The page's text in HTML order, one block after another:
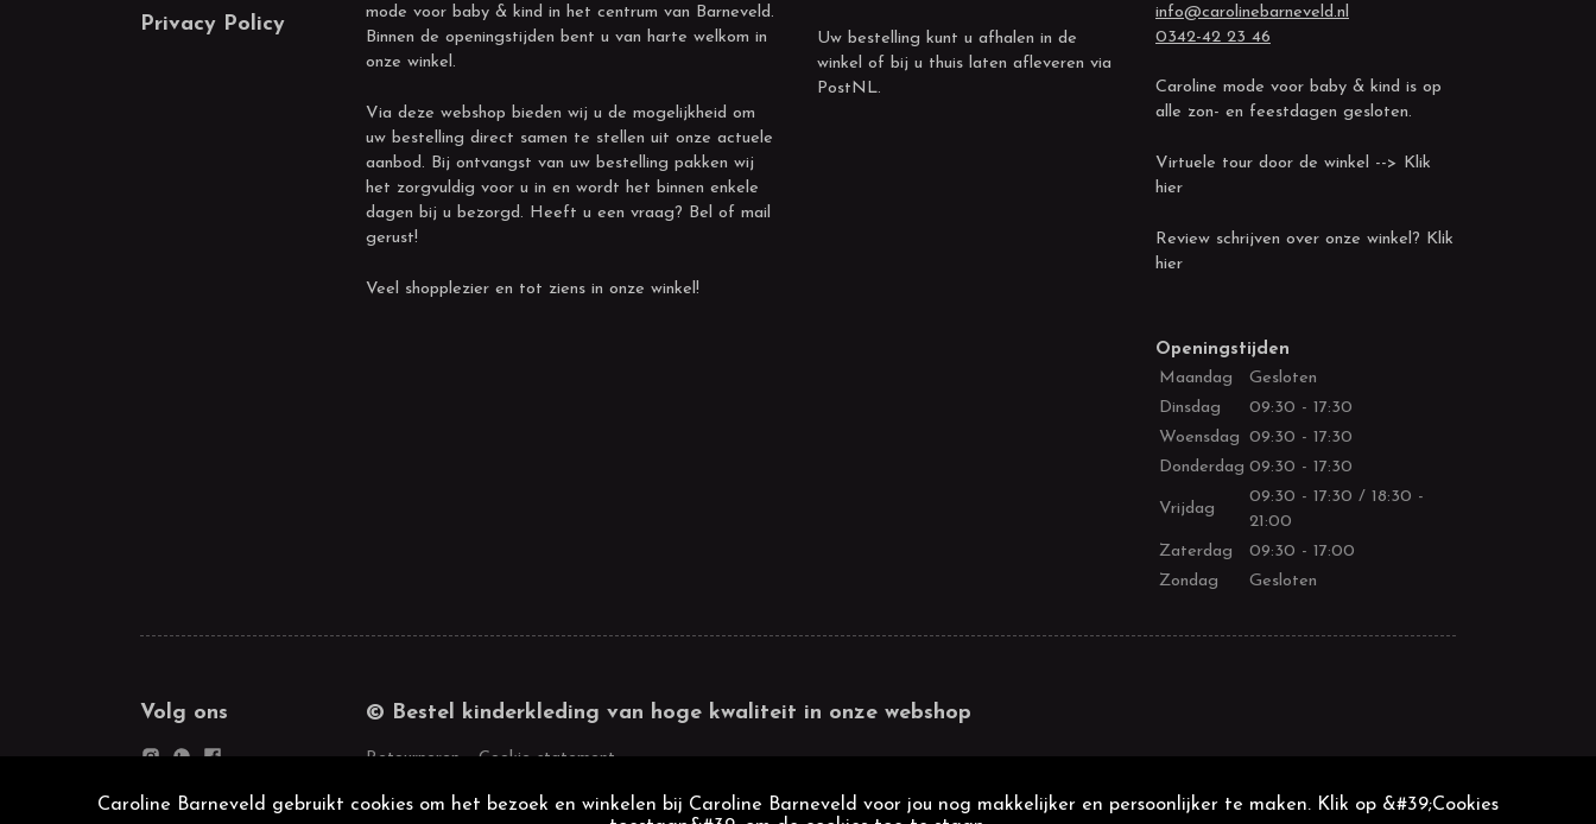
Privacy Policy
mode voor baby & kind in het centrum van Barneveld.
Binnen de openingstijden bent u van harte welkom in
onze winkel.
Via deze webshop bieden wij u de mogelijkheid om
uw bestelling direct samen te stellen uit onze actuele
aanbod. Bij ontvangst van uw bestelling pakken wij
het zorgvuldig voor u in en wordt het binnen enkele
dagen bij u bezorgd. Heeft u een vraag? Bel of mail
gerust!
Veel shopplezier en tot ziens in onze winkel!
Uw bestelling kunt u afhalen in de
winkel of bij u thuis laten afleveren via
PostNL.
info@carolinebarneveld.nl
0342-42 23 46
Caroline mode voor baby & kind is op
alle zon- en feestdagen gesloten.
Virtuele tour door de winkel --> Klik
hier
Review schrijven over onze winkel? Klik
hier
Openingstijden
Maandag
Gesloten
Dinsdag
09:30 - 17:30
Woensdag 09:30 - 17:30
Donderdag 09:30 - 17:30
Vrijdag
09:30 - 17:30 / 18:30 -
21:00
Zaterdag
09:30 - 17:00
Zondag
Gesloten
Volg ons © Bestel kinderkleding van hoge kwaliteit in onze webshop
Retourneren Cookie statement
Caroline Barneveld gebruikt cookies om het bezoek en winkelen bij Caroline Barneveld voor jou nog makkelijker en persoonlijker te maken. Klik op &#39;Cookies